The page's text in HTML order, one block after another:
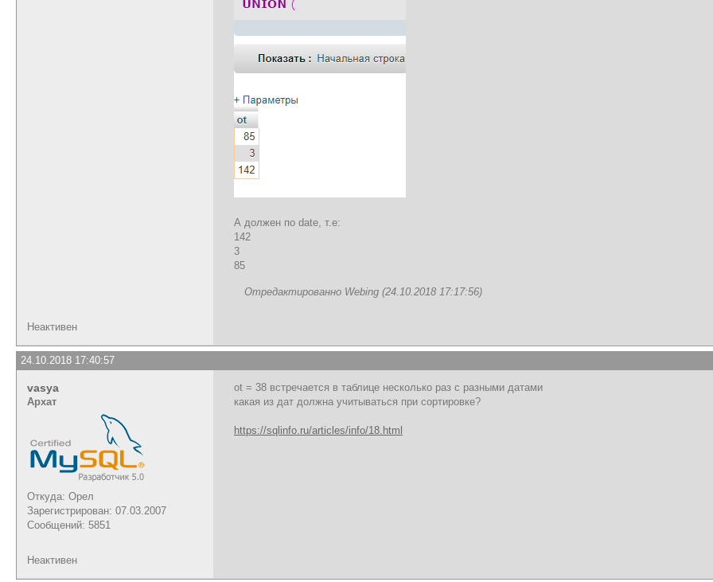
А должен по date, т.е:
142
3
85
Отредактированно Webing (24.10.2018 17:17:56)
Неактивен
24.10.2018 17:40:57
vasya
Архат
Откуда: Орел
Зарегистрирован: 07.03.2007
Сообщений: 5851
ot = 38 встречается в таблице несколько раз с разными датами
какая из дат должна учитываться при сортировке?
https://sqlinfo.ru/articles/info/18.html
Неактивен